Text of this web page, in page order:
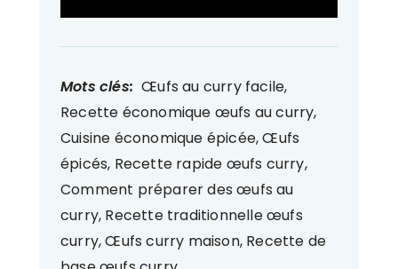
Mots clés: Œufs au curry facile,
Recette économique œufs au curry,
Cuisine économique épicée, Œufs
épicés, Recette rapide œufs curry,
Comment préparer des œufs au
curry, Recette traditionnelle œufs
curry, Œufs curry maison, Recette de